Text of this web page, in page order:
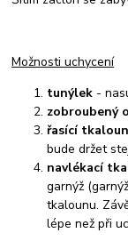
Možnosti uchycení
tunýlek -
zobroubený
řasící tkaloun
bude držet
navlékací
garnýž
tkalounu.
lépe než při